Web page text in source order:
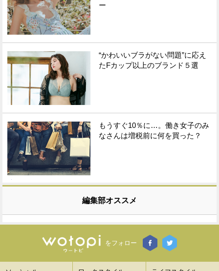
ー
“かわいいブラがない問題”に応え
たFカップ以上のブランド５選
もうすぐ10％に…。働き女子のみ
なさんは増税前に何を買った？
編集部オススメ
をフォロー